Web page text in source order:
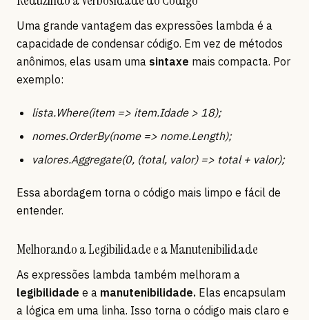
Uma grande vantagem das expressões lambda é a
capacidade de condensar código. Em vez de métodos
anônimos, elas usam uma sintaxe mais compacta. Por
exemplo:
lista.Where(item => item.Idade > 18);
nomes.OrderBy(nome => nome.Length);
valores.Aggregate(0, (total, valor) => total + valor);
Essa abordagem torna o código mais limpo e fácil de
entender.
Melhorando a Legibilidade e a Manutenibilidade
As expressões lambda também melhoram a
legibilidade e a manutenibilidade. Elas encapsulam
a lógica em uma linha. Isso torna o código mais claro e